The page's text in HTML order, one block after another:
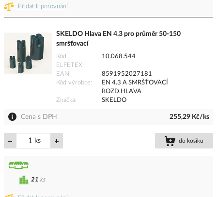
Přidat k porovnání
SKELDO Hlava EN 4.3 pro průměr 50-150
smršťovací
Kód
ELFETEX
10.068.544
EAN
8591952027181
Kód výrobce
EN 4.3 A SMRŠŤOVACÍ
ROZD.HLAVA
Značka
SKELDO
Cena s DPH 255,29 Kč/ks
ks do košíku
21 ks